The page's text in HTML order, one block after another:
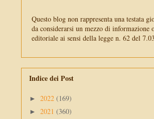
Questo blog non rappresenta una testata
da considerarsi un mezzo di informazione
editoriale ai sensi della legge n. 62 del
Indice dei Post
► 2022 (169)
► 2021 (360)